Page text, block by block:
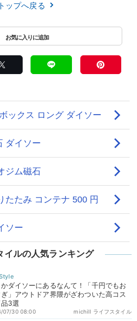
トップへ戻る
イルの人気ランキング
かダイソーにあるなんて！「千円でもお
」アウトドア界隈がざわついた高コス
3選
michill ライフスタイル
07/30 08:00